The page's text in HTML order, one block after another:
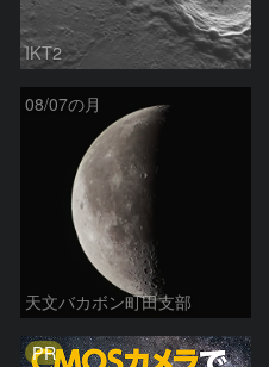
IKT2
08/07の月
天文バカボン町田支部
PR